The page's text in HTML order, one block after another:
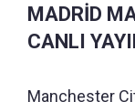
MADRİD
CANLI
Manchester